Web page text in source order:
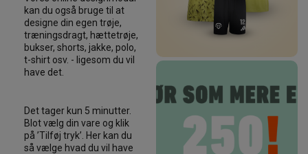
kan du også bruge til at
designe din egen trøje,
træningsdragt, hættetrøje,
bukser, shorts, jakke, polo,
t-shirt osv. - ligesom du vil
have det.
Det tager kun 5 minutter.
Blot vælg din vare og klik
på ’Tilføj tryk’. Her kan du
så vælge hvad du vil have